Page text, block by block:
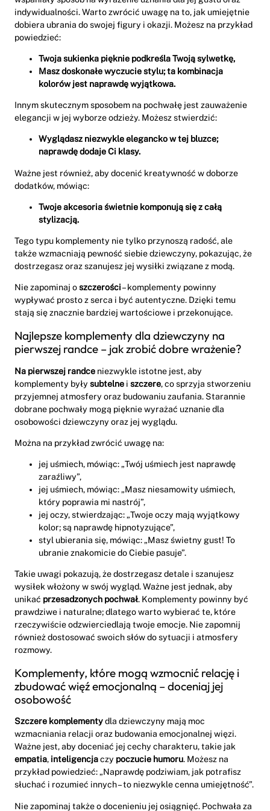
indywidualności. Warto zwrócić uwagę na to, jak umiejętnie
dobiera ubrania do swojej figury i okazji. Możesz na przykład
powiedzieć:
Twoja sukienka pięknie podkreśla Twoją sylwetkę,
Masz doskonałe wyczucie stylu; ta kombinacja
kolorów jest naprawdę wyjątkowa.
Innym skutecznym sposobem na pochwałę jest zauważenie
elegancji w jej wyborze odzieży. Możesz stwierdzić:
Wyglądasz niezwykle elegancko w tej bluzce;
naprawdę dodaje Ci klasy.
Ważne jest również, aby docenić kreatywność w doborze
dodatków, mówiąc:
Twoje akcesoria świetnie komponują się z całą
stylizacją.
Tego typu komplementy nie tylko przynoszą radość, ale
także wzmacniają pewność siebie dziewczyny, pokazując, że
dostrzegasz oraz szanujesz jej wysiłki związane z modą.
Nie zapominaj oszczerości– komplementy powinny
wypływać prosto z serca i być autentyczne. Dzięki temu
stają się znacznie bardziej wartościowe i przekonujące.
Najlepsze komplementy dla dziewczyny na
pierwszej randce – jak zrobić dobre wrażenie?
Na pierwszej randce niezwykle istotne jest, aby
komplementy były subtelne i szczere, co sprzyja stworzeniu
przyjemnej atmosfery oraz budowaniu zaufania. Starannie
dobrane pochwały mogą pięknie wyrażać uznanie dla
osobowości dziewczyny oraz jej wyglądu.
Można na przykład zwrócić uwagę na:
jej uśmiech, mówiąc: „Twój uśmiech jest naprawdę
zaraźliwy”,
jej uśmiech, mówiąc: „Masz niesamowity uśmiech,
który poprawia mi nastrój”,
jej oczy, stwierdzając: „Twoje oczy mają wyjątkowy
kolor; są naprawdę hipnotyzujące”,
styl ubierania się, mówiąc: „Masz świetny gust! To
ubranie znakomicie do Ciebie pasuje”.
Takie uwagi pokazują, że dostrzegasz detale i szanujesz
wysiłek włożony w swój wygląd. Ważne jest jednak, aby
unikać przesadzonych pochwał. Komplementy powinny być
prawdziwe i naturalne; dlatego warto wybierać te, które
rzeczywiście odzwierciedlają twoje emocje. Nie zapomnij
również dostosować swoich słów do sytuacji i atmosfery
rozmowy.
Komplementy, które mogą wzmocnić relację i
zbudować więź emocjonalną – doceniaj jej
osobowość
Szczere komplementydla dziewczyny mają moc
wzmacniania relacji oraz budowania emocjonalnej więzi.
Ważne jest, aby doceniać jej cechy charakteru, takie jak
empatia, inteligencjaczy poczucie humoru. Możesz na
przykład powiedzieć: „Naprawdę podziwiam, jak potrafisz
słuchać i rozumieć innych – to niezwykle cenna umiejętność”.
Nie zapominaj także o docenieniu jej osiągnięć. Pochwała za